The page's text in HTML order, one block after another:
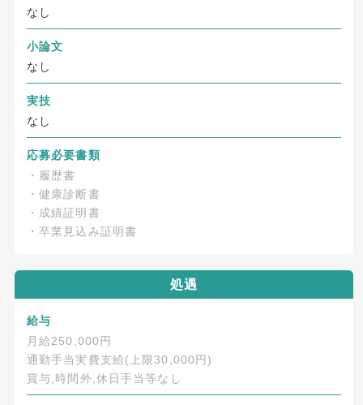
なし
小論文
なし
実技
なし
応募必要書類
・履歴書
・健康診断書
・成績証明書
・卒業見込み証明書
処遇
給与
月給250,000円
通勤手当実費支給(上限30,000円)
賞与,時間外,休日手当等なし